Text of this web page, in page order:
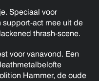
Speciaal voor
support-act mee uit de
thrash-scene.
voor vanavond. Een
Hammer, de oude